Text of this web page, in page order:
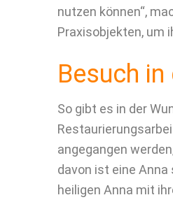
nutzen können“,
Praxisobjekten, um
Besuch
So gibt es in der
angegangen
davon ist eine
heiligen Anna mit